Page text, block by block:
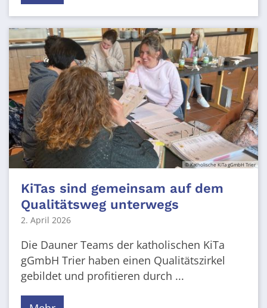
© Katholische KiTa gGmbH Trier
KiTas sind gemeinsam auf dem
Qualitätsweg unterwegs
2. April 2026
Die Dauner Teams der katholischen KiTa
gGmbH Trier haben einen Qualitätszirkel
gebildet und profitieren durch ...